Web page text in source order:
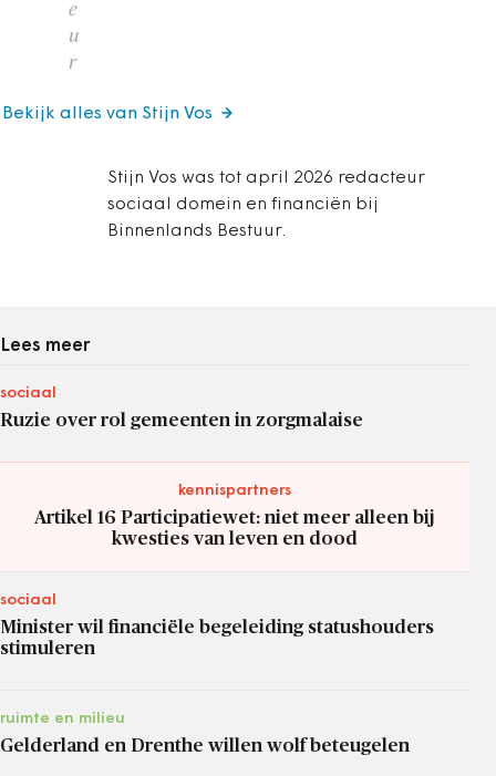
e
u
r
Stijn Vos was tot april 2026 redacteur
sociaal domein en financiën bij
Binnenlands Bestuur.
Bekijk alles van Stijn Vos
Lees meer
sociaal
Ruzie over rol gemeenten in zorgmalaise
kennispartners
Artikel 16 Participatiewet: niet meer alleen bij
kwesties van leven en dood
sociaal
Minister wil financiële begeleiding statushouders
stimuleren
ruimte en milieu
Gelderland en Drenthe willen wolf beteugelen